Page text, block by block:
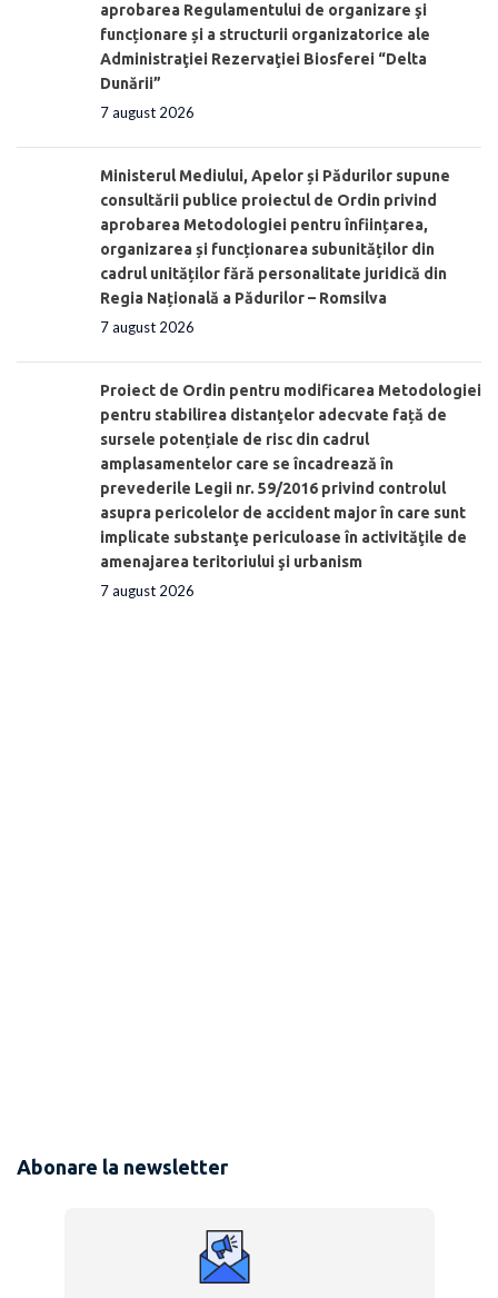
aprobarea Regulamentului de organizare şi
funcționare și a structurii organizatorice ale
Administraţiei Rezervaţiei Biosferei “Delta
Dunării”
7 august 2026
Ministerul Mediului, Apelor și Pădurilor supune
consultării publice proiectul de Ordin privind
aprobarea Metodologiei pentru înființarea,
organizarea și funcționarea subunităților din
cadrul unităților fără personalitate juridică din
Regia Națională a Pădurilor – Romsilva
7 august 2026
Proiect de Ordin pentru modificarea Metodologiei
pentru stabilirea distanţelor adecvate față de
sursele potențiale de risc din cadrul
amplasamentelor care se încadrează în
prevederile Legii nr. 59/2016 privind controlul
asupra pericolelor de accident major în care sunt
implicate substanţe periculoase în activităţile de
amenajarea teritoriului şi urbanism
7 august 2026
Abonare la newsletter